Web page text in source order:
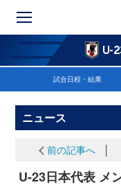
U-
試合日程・結果
ニュース
前の記事へ
U-23日本代表 メ